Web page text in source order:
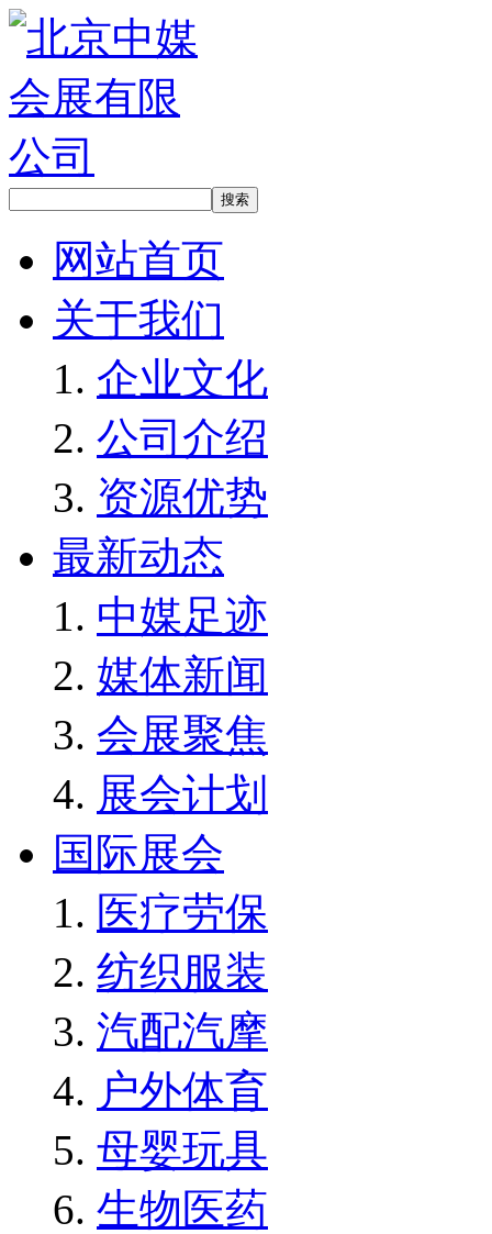
网站首页
关于我们
企业文化
公司介绍
资源优势
最新动态
中媒足迹
媒体新闻
会展聚焦
展会计划
国际展会
医疗劳保
纺织服装
汽配汽摩
户外体育
母婴玩具
生物医药